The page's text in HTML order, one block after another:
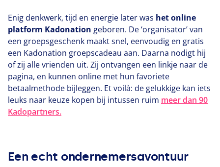
Enig denkwerk, tijd en energie later was het online
platform Kadonation geboren. De‘organisator’ van
een groepsgeschenk maakt snel, eenvoudig en gratis
een Kadonation groepscadeau aan. Daarna nodigt hij
of zij alle vrienden uit. Zij ontvangen een linkje naar de
pagina, en kunnen online met hun favoriete
betaalmethode bijleggen. Et voilà: de gelukkige kan iets
leuks naar keuze kopen bij intussen ruim meer dan 90
Kadopartners.
Een echt ondernemersavontuur